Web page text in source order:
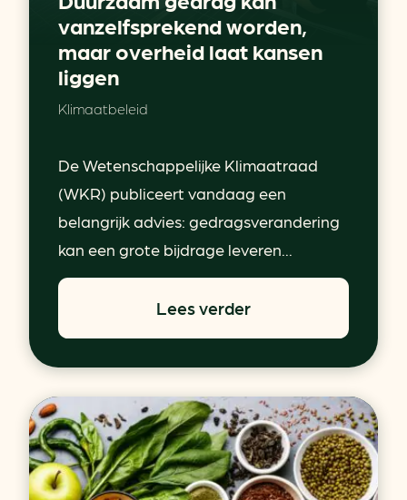
vanzelfsprekend worden,
maar overheid laat kansen
liggen
Klimaatbeleid
De Wetenschappelijke Klimaatraad
(WKR) publiceert vandaag een
belangrijk advies: gedragsverandering
kan een grote bijdrage leveren...
Lees verder